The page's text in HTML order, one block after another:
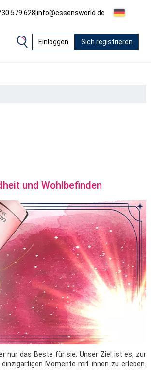
579 628|info@essensworld.de
Einloggen Sich registrieren
und Wohlbefinden
nur das Beste für sie. Unser Ziel ist es, zur
Momente mit ihnen zu erleben.